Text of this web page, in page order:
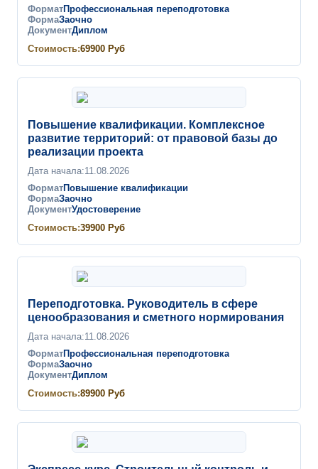
ФорматПрофессиональная переподготовка
ФормаЗаочно
ДокументДиплом
Стоимость:69900 Руб
Повышение квалификации. Комплексное
развитие территорий: от правовой базы до
реализации проекта
Дата начала:11.08.2026
ФорматПовышение квалификации
ФормаЗаочно
ДокументУдостоверение
Стоимость:39900 Руб
Переподготовка. Руководитель в сфере
ценообразования и сметного нормирования
Дата начала:11.08.2026
ФорматПрофессиональная переподготовка
ФормаЗаочно
ДокументДиплом
Стоимость:89900 Руб